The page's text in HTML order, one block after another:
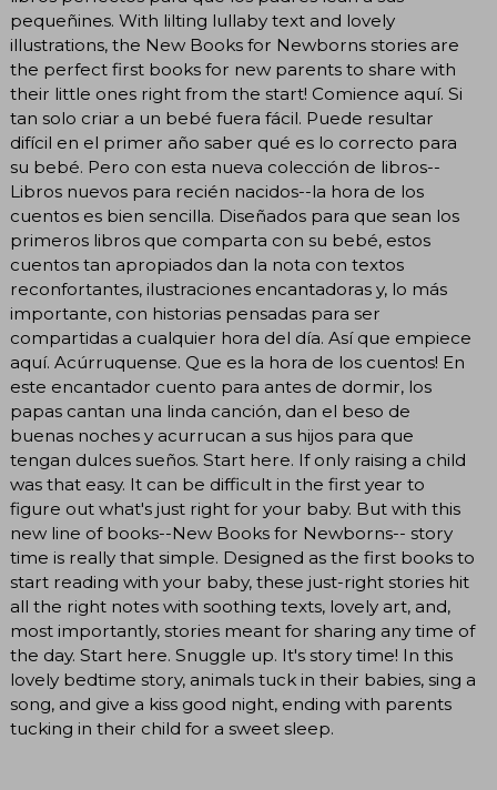
pequeñines. With lilting lullaby text and lovely
illustrations, the New Books for Newborns stories are
the perfect first books for new parents to share with
their little ones right from the start! Comience aquí. Si
tan solo criar a un bebé fuera fácil. Puede resultar
difícil en el primer año saber qué es lo correcto para
su bebé. Pero con esta nueva colección de libros--
Libros nuevos para recién nacidos--la hora de los
cuentos es bien sencilla. Diseñados para que sean los
primeros libros que comparta con su bebé, estos
cuentos tan apropiados dan la nota con textos
reconfortantes, ilustraciones encantadoras y, lo más
importante, con historias pensadas para ser
compartidas a cualquier hora del día. Así que empiece
aquí. Acúrruquense. Que es la hora de los cuentos! En
este encantador cuento para antes de dormir, los
papas cantan una linda canción, dan el beso de
buenas noches y acurrucan a sus hijos para que
tengan dulces sueños. Start here. If only raising a child
was that easy. It can be difficult in the first year to
figure out what's just right for your baby. But with this
new line of books--New Books for Newborns-- story
time is really that simple. Designed as the first books to
start reading with your baby, these just-right stories hit
all the right notes with soothing texts, lovely art, and,
most importantly, stories meant for sharing any time of
the day. Start here. Snuggle up. It's story time! In this
lovely bedtime story, animals tuck in their babies, sing a
song, and give a kiss good night, ending with parents
tucking in their child for a sweet sleep.